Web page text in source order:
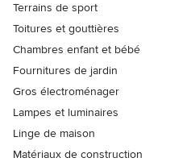
Terrains de sport
Toitures et gouttières
Chambres enfant et bébé
Fournitures de jardin
Gros électroménager
Lampes et luminaires
Linge de maison
Matériaux de construction